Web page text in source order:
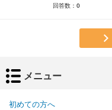
回答数： 0
メニュー
初めての方へ